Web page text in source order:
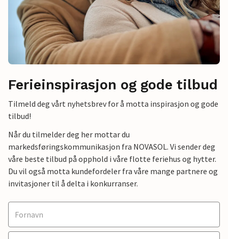
Ferieinspirasjon og gode tilbud
Tilmeld deg vårt nyhetsbrev for å motta inspirasjon og gode
tilbud!
Når du tilmelder deg her mottar du
markedsføringskommunikasjon fra NOVASOL. Vi sender deg
våre beste tilbud på opphold i våre flotte feriehus og hytter.
Du vil også motta kundefordeler fra våre mange partnere og
invitasjoner til å delta i konkurranser.